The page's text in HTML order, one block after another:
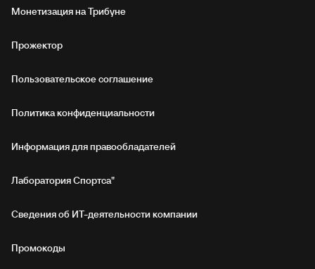
Монетизация на Трибуне
Прожектор
Пользовательское соглашение
Политика конфиденциальности
Информация для правообладателей
Лаборатория Спортса"
Сведения об ИТ‑деятельности компании
Промокоды